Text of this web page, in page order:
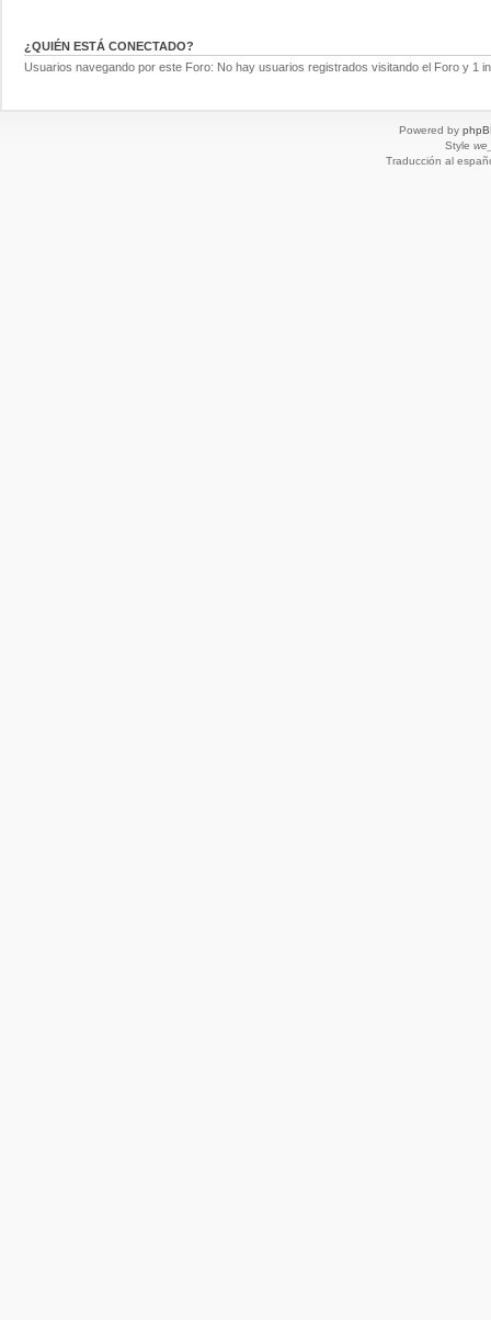
¿QUIÉN ESTÁ CONECTADO?
Usuarios navegando por este Foro: No hay usuarios registrados visitando el Foro y 1
Powered by
Style
Traducción al